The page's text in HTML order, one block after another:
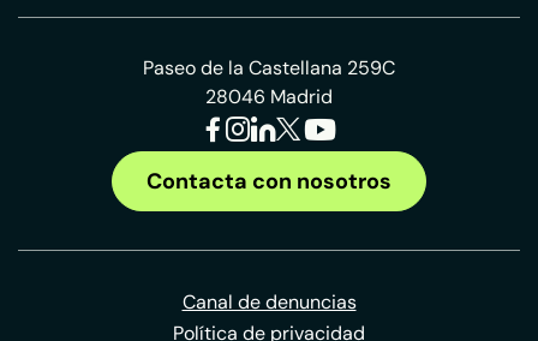
Paseo de la Castellana 259C
28046 Madrid
Contacta con nosotros
Canal de denuncias
Política de privacidad